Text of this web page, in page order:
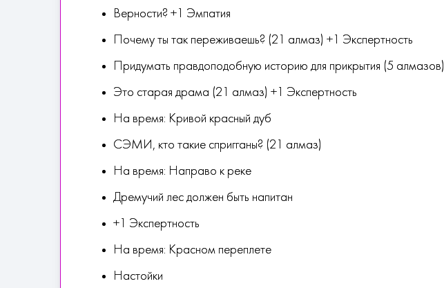
Верности? +1 Эмпатия
Почему ты так переживаешь? (21 алмаз) +1 Экспертность
Придумать правдоподобную историю для прикрытия (5 алмазов)
Это старая драма (21 алмаз) +1 Экспертность
На время: Кривой красный дуб
СЭМИ, кто такие спригганы? (21 алмаз)
На время: Направо к реке
Дремучий лес должен быть напитан
+1 Экспертность
На время: Красном переплете
Настойки